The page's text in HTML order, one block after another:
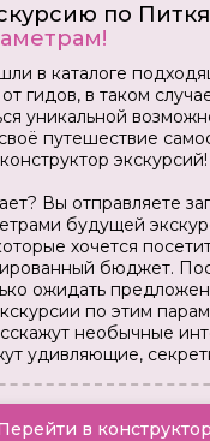
по
в каталоге
гидов, в таком
уникальной
путешествие
экскурсий!
Вы отправляете
будущей
хочется
бюджет.
ожидать
по этим
необычные
удивляющие,
в